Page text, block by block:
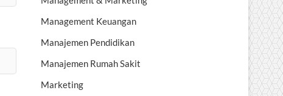
Management Keuangan
Manajemen Pendidikan
Manajemen Rumah Sakit
Marketing